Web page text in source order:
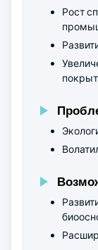
Рост